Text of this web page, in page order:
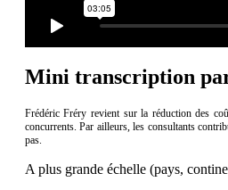
Mini transcription
Frédéric Fréry revient sur la réduction des
concurrents. Par ailleurs, les consultants
pas.
A plus grande échelle (pays,